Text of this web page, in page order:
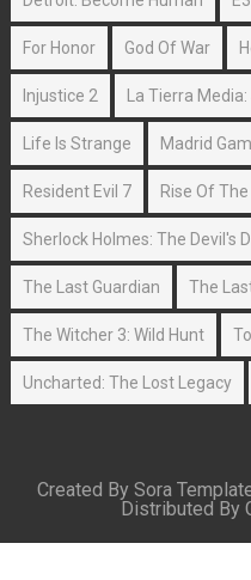
For Honor God Of War
Injustice 2 La Tierra
Life Is Strange Madrid
Resident Evil 7 Rise Of
Sherlock Holmes: The Devil's
The Last Guardian The
The Witcher 3: Wild Hunt
Uncharted: The Lost Legacy
Created By Sora
Distributed By